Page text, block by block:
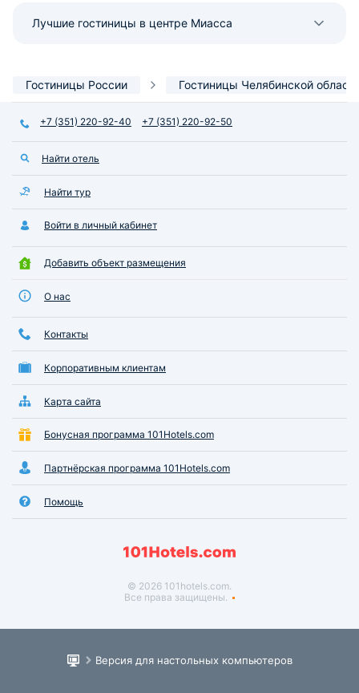
Лучшие гостиницы в центре Миасса
Гостиницы России Гостиницы Челябинской
+7 (351) 220-92-40 +7 (351) 220-92-50
Найти отель
Найти тур
Войти в личный кабинет
Добавить объект размещения
О нас
Контакты
Корпоративным клиентам
Карта сайта
Бонусная программа 101Hotels.com
Партнёрская программа 101Hotels.com
Помощь
© 2026 101hotels.com.
Все права защищены.
Версия для настольных компьютеров